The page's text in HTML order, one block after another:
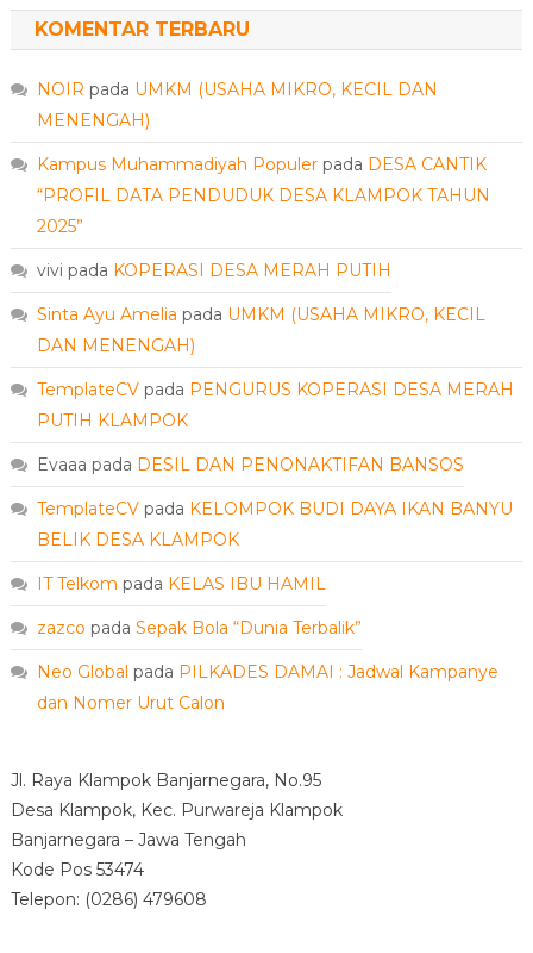
KOMENTAR TERBARU
NOIR pada UMKM (USAHA MIKRO, KECIL DAN
MENENGAH)
Kampus Muhammadiyah Populerpada DESA CANTIK
“PROFIL DATA PENDUDUK DESA KLAMPOK TAHUN
2025”
vivi pada KOPERASI DESA MERAH PUTIH
Sinta Ayu Amelia pada UMKM (USAHA MIKRO, KECIL
DAN MENENGAH)
TemplateCVpada PENGURUS KOPERASI DESA MERAH
PUTIH KLAMPOK
Evaaa pada DESIL DAN PENONAKTIFAN BANSOS
TemplateCVpada KELOMPOK BUDI DAYA IKAN BANYU
BELIK DESA KLAMPOK
IT Telkom pada KELAS IBU HAMIL
zazco pada Sepak Bola “Dunia Terbalik”
Neo Global pada PILKADES DAMAI : Jadwal Kampanye
dan Nomer Urut Calon
Jl. Raya Klampok Banjarnegara, No.95
Desa Klampok, Kec. Purwareja Klampok
Banjarnegara – Jawa Tengah
Kode Pos 53474
Telepon: (0286) 479608